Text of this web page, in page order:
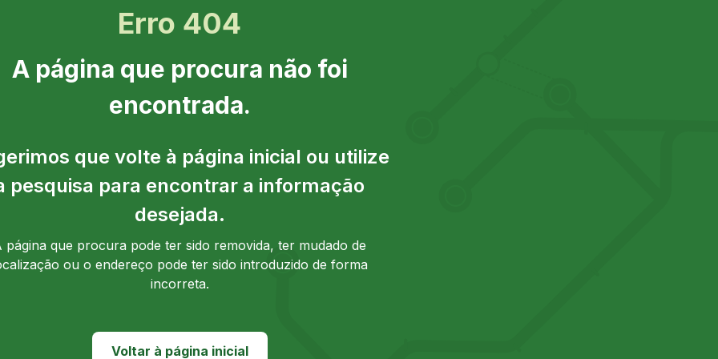
Erro 404
A página que procura não foi
encontrada.
que volte à página inicial ou utilize
pesquisa para encontrar a informação
desejada.
página que procura pode ter sido removida, ter mudado de
ou o endereço pode ter sido introduzido de forma
incorreta.
Voltar à página inicial